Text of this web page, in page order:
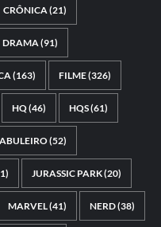
CRÔNICA(21)
DRAMA(91)
(163) FILME(326)
HQ(46) HQS(61)
(52)
JURASSIC PARK(20)
MARVEL(41) NERD(38)